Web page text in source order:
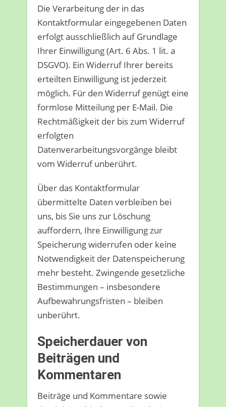
Die Verarbeitung der in das
Kontaktformular eingegebenen Daten
erfolgt ausschließlich auf Grundlage
Ihrer Einwilligung (Art. 6 Abs. 1 lit. a
DSGVO). Ein Widerruf Ihrer bereits
erteilten Einwilligung ist jederzeit
möglich. Für den Widerruf genügt eine
formlose Mitteilung per E-Mail. Die
Rechtmäßigkeit der bis zum Widerruf
erfolgten
Datenverarbeitungsvorgänge bleibt
vom Widerruf unberührt.
Über das Kontaktformular
übermittelte Daten verbleiben bei
uns, bis Sie uns zur Löschung
auffordern, Ihre Einwilligung zur
Speicherung widerrufen oder keine
Notwendigkeit der Datenspeicherung
mehr besteht. Zwingende gesetzliche
Bestimmungen – insbesondere
Aufbewahrungsfristen – bleiben
unberührt.
Speicherdauer von
Beiträgen und
Kommentaren
Beiträge und Kommentare sowie